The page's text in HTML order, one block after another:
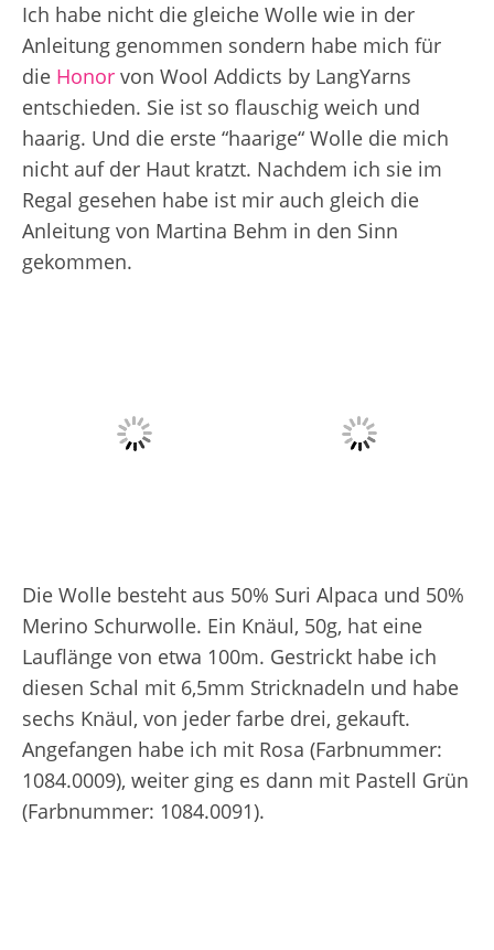
Ich habe nicht die gleiche Wolle wie in der
Anleitung genommen sondern habe mich für
die Honor von Wool Addicts by LangYarns
entschieden. Sie ist so flauschig weich und
haarig. Und die erste “haarige“ Wolle die mich
nicht auf der Haut kratzt. Nachdem ich sie im
Regal gesehen habe ist mir auch gleich die
Anleitung von Martina Behm in den Sinn
gekommen.
Die Wolle besteht aus 50% Suri Alpaca und 50%
Merino Schurwolle. Ein Knäul, 50g, hat eine
Lauflänge von etwa 100m. Gestrickt habe ich
diesen Schal mit 6,5mm Stricknadeln und habe
sechs Knäul, von jeder farbe drei, gekauft.
Angefangen habe ich mit Rosa (Farbnummer:
1084.0009), weiter ging es dann mit Pastell Grün
(Farbnummer: 1084.0091).